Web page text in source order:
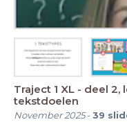
Traject 1 XL - deel 2,
tekstdoelen
November 2025-39